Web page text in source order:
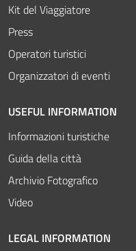
Kit del Viaggiatore
Press
Operatori turistici
Organizzatori di eventi
USEFUL INFORMATION
Informazioni turistiche
Guida della città
Archivio Fotografico
Video
LEGAL INFORMATION